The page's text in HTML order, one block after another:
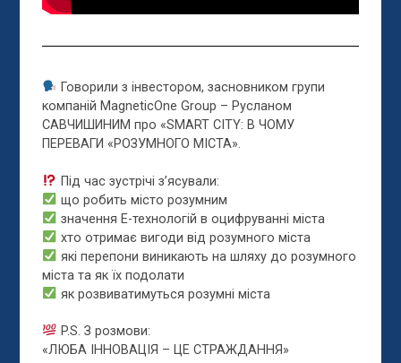
Говорили з інвестором, засновником групи
компаній MagneticOne Group – Русланом
САВЧИШИНИМ про «SMART CITY: В ЧОМУ
ПЕРЕВАГИ «РОЗУМНОГО МІСТА».
Під час зустрічі з’ясували:
що робить місто розумним
значення Е-технологій в оцифруванні міста
хто отримає вигоди від розумного міста
які перепони виникають на шляху до розумного
міста та як їх подолати
як розвиватимуться розумні міста
P.S. З розмови:
«ЛЮБА ІННОВАЦІЯ – ЦЕ СТРАЖДАННЯ»